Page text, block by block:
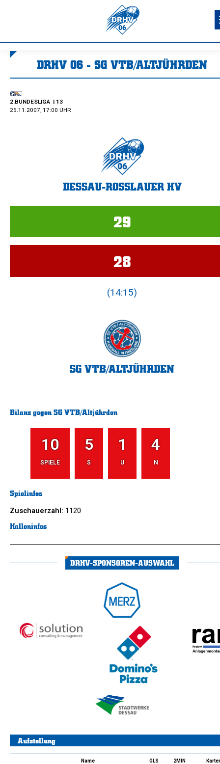
DRHV 06 - SG VTB/ALTJÜHRDEN
2.BUNDESLIGA | 13
25.11.2007, 17:00 UHR
DESSAU-ROSSLAUER HV
SG VTB/ALTJÜHRDEN
29
28
(14:15)
Bilanz gegen SG VTB/Altjührden
10
SPIELE
5
S
1
U
4
N
Spielinfos
Zuschauerzahl: 1120
Halleninfos
DRHV-SPONSOREN-AUSWAHL
Aufstellung
Name GLS 2MIN